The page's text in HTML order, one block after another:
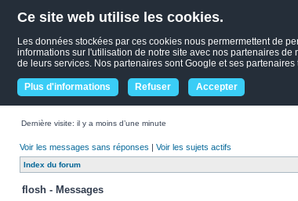
Ce site web utilise les cookies.
Les données stockées par ces cookies nous permermettent de
informations sur l'utilisation de notre site avec nos partenaires
de leurs services. Nos partenaires sont Google et ses partenaires
Plus d'informations Refuser Accepter
Dernière visite: il y a moins d’une minute
Voir les messages sans réponses | Voir les sujets actifs
Index du forum
flosh - Messages